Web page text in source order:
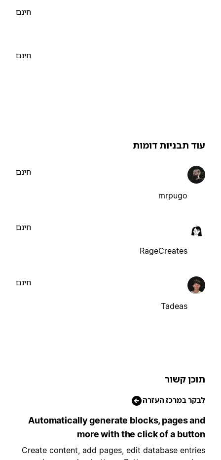
תבניות דומות
mrpugo
RageCreates
Tadeas
קשור
במרכז העזרה
Automatically generate blocks, pages
more with the click of a
Create content, add pages, edit database